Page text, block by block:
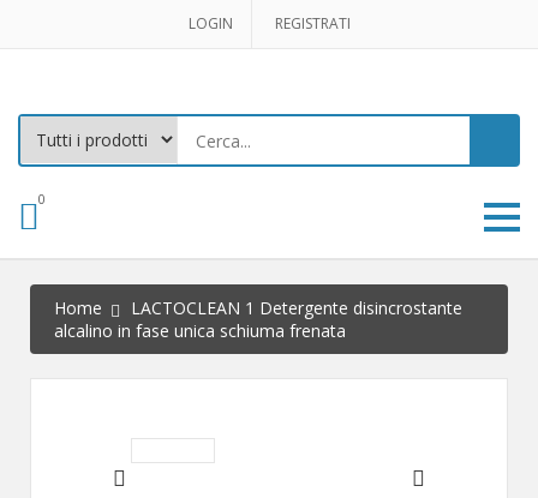
LOGIN REGISTRATI
0
Home
LACTOCLEAN 1 Detergente disincrostante
alcalino in fase unica schiuma frenata